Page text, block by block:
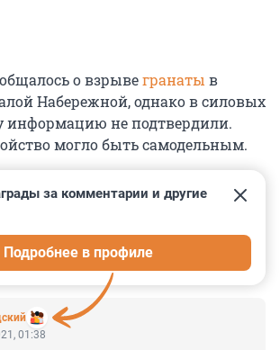
о взрывегранаты в
Набережной, однако в силовых
информацию не подтвердили.
могло быть самодельным.
4
за комментарии и другие
Подробнее в профиле
01:38